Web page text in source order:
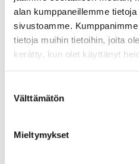
alan kumppaneillemme
sivustoamme.
tietoja muihin tietoihin, joita
kerätty, kun olet käyttänyt
valinta
Välttämätön
Mieltymykset